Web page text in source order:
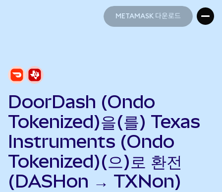
METAMASK 다운로드
DoorDash (Ondo
Tokenized)을(를) Texas
Instruments (Ondo
Tokenized)(으)로 환전
(DASHon → TXNon)